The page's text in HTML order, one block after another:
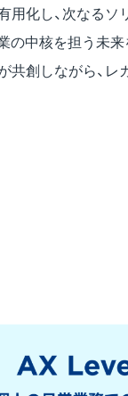
用化し、次なる
の中核を担う未来
共創しながら、